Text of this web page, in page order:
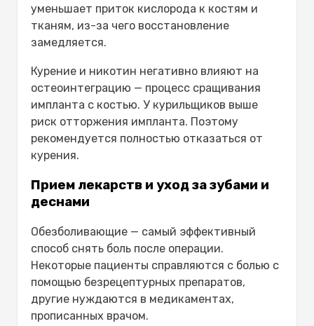
уменьшает приток кислорода к костям и
тканям, из-за чего восстановление
замедляется.
Курение и никотин негативно влияют на
остеоинтеграцию — процесс сращивания
импланта с костью. У курильщиков выше
риск отторжения импланта. Поэтому
рекомендуется полностью отказаться от
курения.
Прием лекарств и уход за зубами и
деснами
Обезболивающие — самый эффективный
способ снять боль после операции.
Некоторые пациенты справляются с болью с
помощью безрецептурных препаратов,
другие нуждаются в медикаментах,
прописанных врачом.